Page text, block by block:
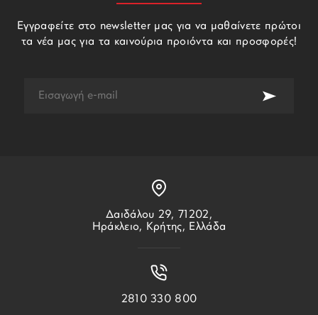
Δαιδάλου 29, 71202,
Ηράκλειο, Κρήτης, Ελλάδα
2810 330 800
Εγγραφείτε στο newsletter μας για να μαθαίνετε πρώτοι
τα νέα μας για τα καινούρια προιόντα και προσφορές!